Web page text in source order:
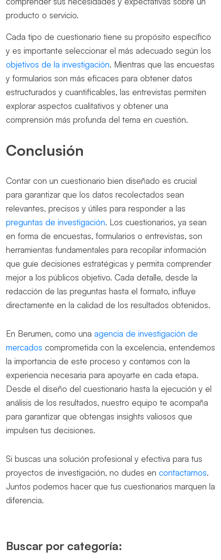
producto o servicio.
Cada tipo de cuestionario tiene su propósito específico
y es importante seleccionar el más adecuado según los
objetivos de la investigación. Mientras que las encuestas
y formularios son más eficaces para obtener datos
estructurados y cuantificables, las entrevistas permiten
explorar aspectos cualitativos y obtener una
comprensión más profunda del tema en cuestión.
Conclusión
Contar con un cuestionario bien diseñado es crucial
para garantizar que los datos recolectados sean
relevantes, precisos y útiles para responder a las
preguntas de investigación. Los cuestionarios, ya sean
en forma de encuestas, formularios o entrevistas, son
herramientas fundamentales para recopilar información
que guíe decisiones estratégicas y permita comprender
mejor a los públicos objetivo. Cada detalle, desde la
redacción de las preguntas hasta el formato, influye
directamente en la calidad de los resultados obtenidos.
En Berumen, como una agencia de investigación de
mercados comprometida con la excelencia, entendemos
la importancia de este proceso y contamos con la
experiencia necesaria para apoyarte en cada etapa.
Desde el diseño del cuestionario hasta la ejecución y el
análisis de los resultados, nuestro equipo te acompaña
para garantizar que obtengas insights valiosos que
impulsen tus decisiones.
Si buscas una solución profesional y efectiva para tus
proyectos de investigación, no dudes en contactarnos.
Juntos podemos hacer que tus cuestionarios marquen la
diferencia.
Buscar por categoría: